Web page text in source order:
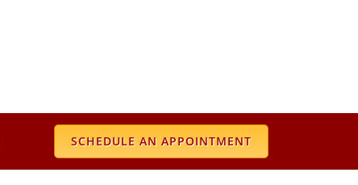
SCHEDULE AN APPOINTMENT